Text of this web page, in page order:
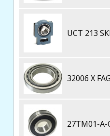
UCT 213
32006 X
27TM01-A-